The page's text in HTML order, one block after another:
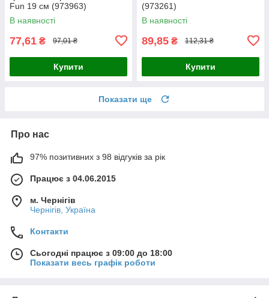
Fun 19 см (973963)
В наявності
77,61 ₴ 97,01 ₴
Купити
(973261)
В наявності
89,85 ₴ 112,31 ₴
Купити
Показати ще
Про нас
97% позитивних з 98 відгуків за рік
Працює з 04.06.2015
м. Чернігів
Чернігів, Україна
Контакти
Сьогодні працює з 09:00 до 18:00
Показати весь графік роботи